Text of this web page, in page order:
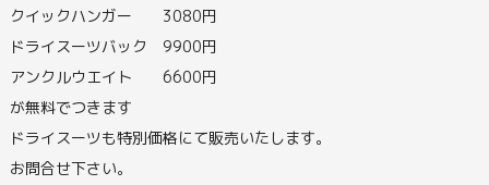
クイックハンガー 3080円
ドライスーツバック 9900円
アンクルウエイト 6600円
が無料でつきます
ドライスーツも特別価格にて販売いたします。
お問合せ下さい。